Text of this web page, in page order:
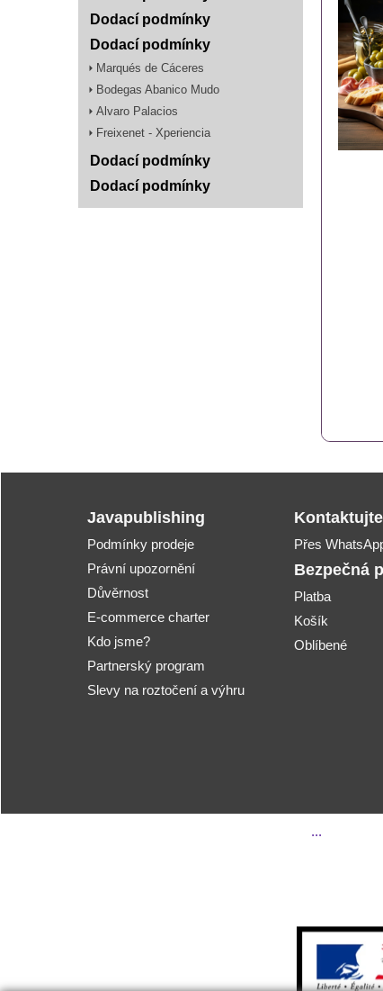
Dodací podmínky
Dodací podmínky
Marqués de Cáceres
Bodegas Abanico Mudo
Alvaro Palacios
Freixenet - Xperiencia
Dodací podmínky
Dodací podmínky
Javapublishing
Podmínky prodeje
Právní upozornění
Důvěrnost
E-commerce charter
Kdo jsme?
Partnerský program
Slevy na roztočení a výhru
Přes
Bezpečná
Platba
Košík
Oblíbené